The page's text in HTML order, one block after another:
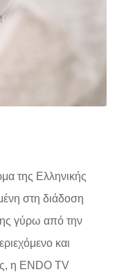
της Ελληνικής
στη διάδοση
γύρω από την
και
η ENDO TV